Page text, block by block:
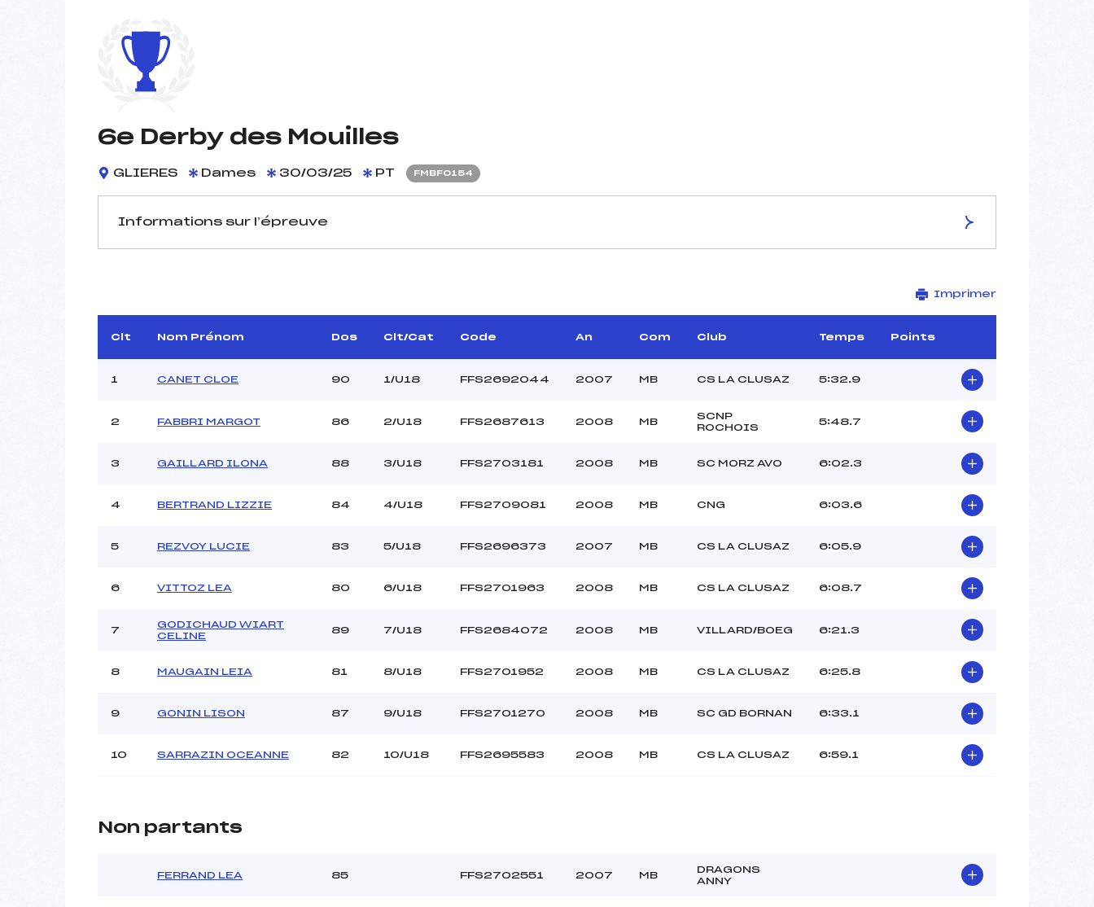
6e Derby des Mouilles
GLIERES Dames 30/03/25 PT FMBF0154
Informations sur l’épreuve
D.T Adjoint :
DESWAZIERE THEO (MB)
Dir. Epreuve :
ROGUET MATHIEU (MB)
–
Distance :
2,5 km
Point Haut :
Pénalité appliquée :
–
Imprimer
Clt Nom Prénom Dos Clt/Cat Code An Com Club Temps Points
1 CANET CLOE 90 1/U18 FFS2692044 2007 MB CS LA CLUSAZ 5:32.9
2 FABBRI MARGOT 86 2/U18 FFS2687613 2008 MB
SCNP
ROCHOIS
5:48.7
3 GAILLARD ILONA 88 3/U18 FFS2703181 2008 MB SC MORZ AVO 6:02.3
4 BERTRAND LIZZIE 84 4/U18 FFS2709081 2008 MB CNG 6:03.6
5 REZVOY LUCIE 83 5/U18 FFS2696373 2007 MB CS LA CLUSAZ 6:05.9
6 VITTOZ LEA 80 6/U18 FFS2701963 2008 MB CS LA CLUSAZ 6:08.7
7
GODICHAUD WIART
CELINE
89 7/U18 FFS2684072 2008 MB VILLARD/BOEG 6:21.3
8 MAUGAIN LEIA 81 8/U18 FFS2701952 2008 MB CS LA CLUSAZ 6:25.8
9 GONIN LISON 87 9/U18 FFS2701270 2008 MB SC GD BORNAN 6:33.1
10 SARRAZIN OCEANNE 82 10/U18 FFS2695583 2008 MB CS LA CLUSAZ 6:59.1
Non partants
FERRAND LEA 85 FFS2702551 2007 MB
DRAGONS
ANNY